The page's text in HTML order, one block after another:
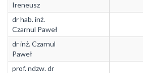
Ireneusz
dr hab. inż.
Czarnul Paweł
dr inż. Czarnul
Paweł
prof. ndzw. dr